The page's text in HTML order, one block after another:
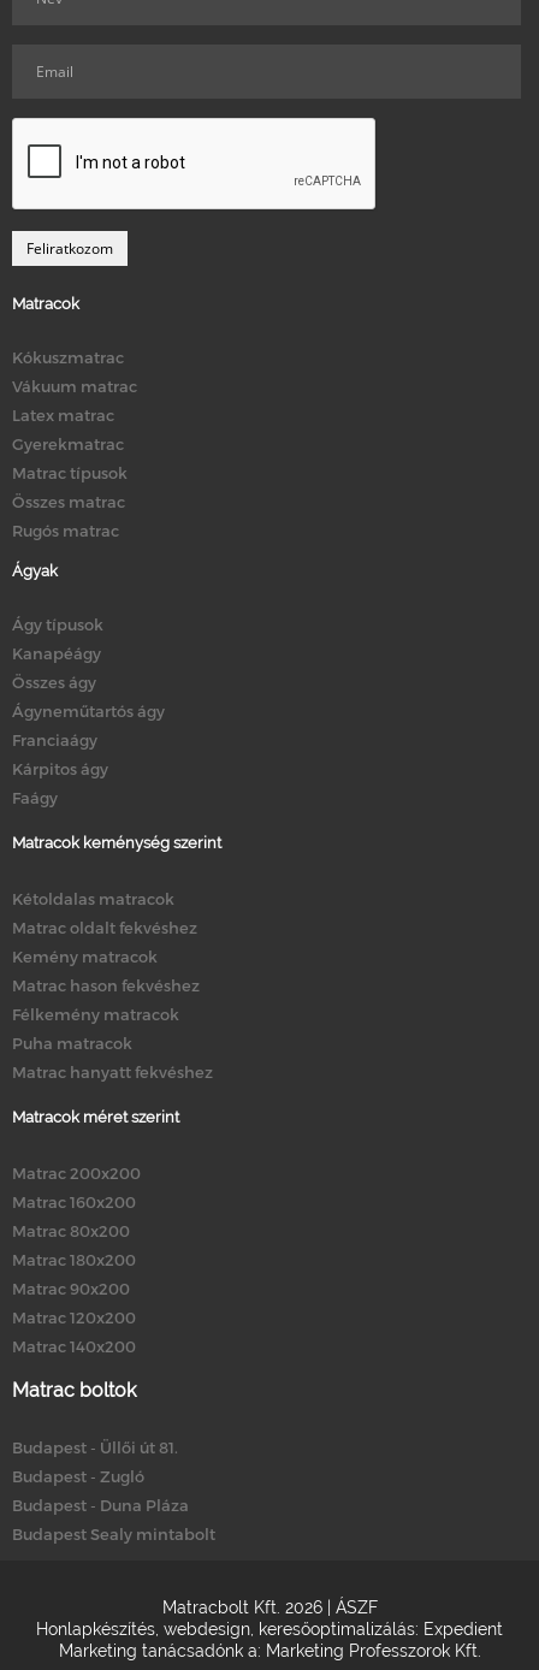
Matracok
Kókuszmatrac
Vákuum matrac
Latex matrac
Gyerekmatrac
Matrac típusok
Összes matrac
Rugós matrac
Ágyak
Ágy típusok
Kanapéágy
Összes ágy
Ágyneműtartós ágy
Franciaágy
Kárpitos ágy
Faágy
Matracok keménység szerint
Kétoldalas matracok
Matrac oldalt fekvéshez
Kemény matracok
Matrac hason fekvéshez
Félkemény matracok
Puha matracok
Matrac hanyatt fekvéshez
Matracok méret szerint
Matrac 200x200
Matrac 160x200
Matrac 80x200
Matrac 180x200
Matrac 90x200
Matrac 120x200
Matrac 140x200
Matrac boltok
Budapest - Üllői út 81.
Budapest - Zugló
Budapest - Duna Pláza
Budapest Sealy mintabolt
Matracbolt Kft. 2026 | ÁSZF
Honlapkészítés webdesign keresőoptimalizálás: Expedient
Marketing tanácsadónk a: Marketing Professzorok Kft.